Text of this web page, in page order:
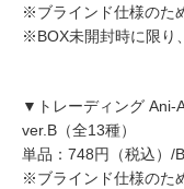
※ブラインド仕様のた
※BOX未開封時に限り
▼トレーディング Ani-
ver.B（全13種）
単品：748円（税込）/
※ブラインド仕様のた